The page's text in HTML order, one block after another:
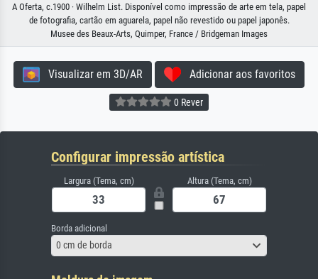
A Oferta, c.1900 · Wilhelm List. Disponível como impressão de arte em tela, papel
de fotografia, cartão em aguarela, papel não revestido ou papel japonês.
Musee des Beaux-Arts, Quimper, France / Bridgeman Images
Visualizar em 3D/AR Adicionar aos favoritos
0 Rever
Configurar impressão artística
Largura (Tema, cm) Altura (Tema, cm)
Borda adicional
0 cm de borda